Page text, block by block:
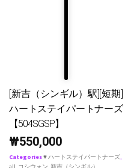
[新吉（シンギル）駅][短期]
ハートステイパートナーズ
【504SGSP】
₩550,000
Categories♥ ハートステイパートナーズ,